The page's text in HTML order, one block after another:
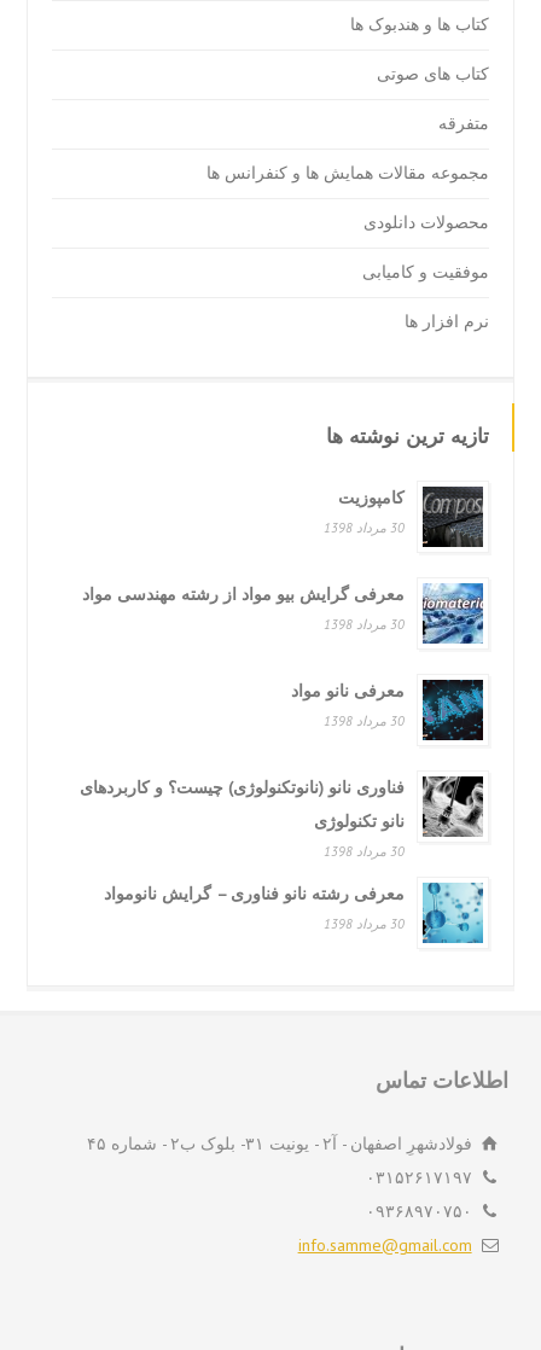
کتاب ها و هندبوک ها
کتاب های صوتی
متفرقه
مجموعه مقالات همایش ها و کنفرانس ها
محصولات دانلودی
موفقیت و کامیابی
نرم افزار ها
تازیه ترین نوشته ها
کامپوزیت
30 مرداد 1398
معرفی گرایش بیو مواد از رشته مهندسی مواد
30 مرداد 1398
معرفی نانو مواد
30 مرداد 1398
فناوری نانو (نانوتکنولوژی) چیست؟ و کاربردهای
نانو تکنولوژی
معرفی رشته نانو فناوری – گرایش نانومواد
30 مرداد 1398
تماس
فولادشهرِ اصفهان - آ۲ - یونیت ۳۱- بلوک ب۲ - شماره ۴۵
۰۳۱۵۲۶۱۷۱۹۷
۰۹۳۶۸۹۷۰۷۵۰
info.samme@gmail.com